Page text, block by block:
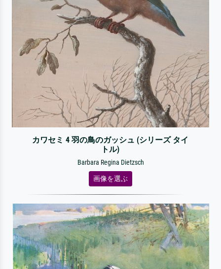
カワセミ 4 羽の鳥のガッシュ (シリーズ タイ
トル)
Barbara Regina Dietzsch
画像を選ぶ